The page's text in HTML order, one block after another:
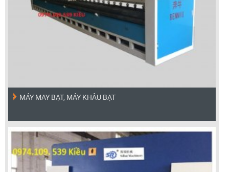
MÁY MAY BẠT, MÁY KHÂU BẠT